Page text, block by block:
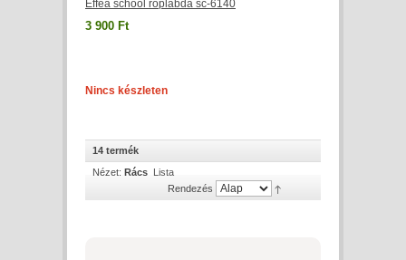
Effea school röplabda sc-6140
3 900 Ft
Nincs készleten
14 termék
Nézet: Rács Lista
Rendezés